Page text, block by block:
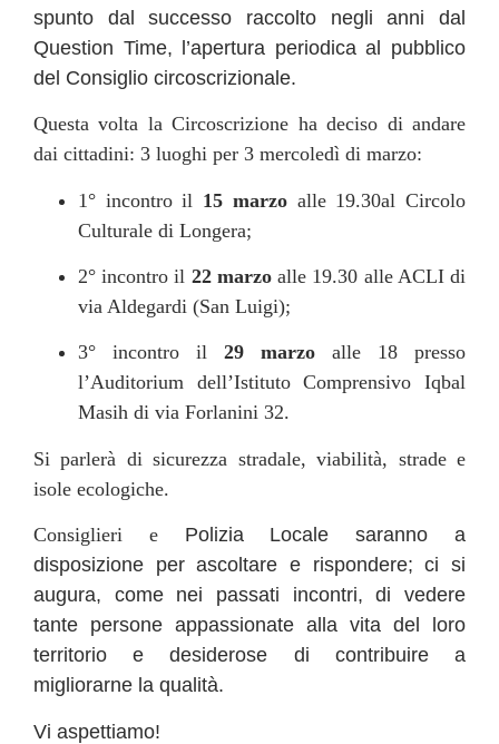
spunto dal successo raccolto negli anni dal
Question Time, l’apertura periodica al pubblico
del Consiglio circoscrizionale.
Questa volta la Circoscrizione ha deciso di andare
dai cittadini: 3 luoghi per 3 mercoledì di marzo:
1° incontro il 15 marzo alle 19.30al Circolo
Culturale di Longera;
2° incontro il 22 marzoalle 19.30 alle ACLI di
via Aldegardi (San Luigi);
3° incontro il 29 marzo alle 18 presso
l’Auditorium dell’Istituto Comprensivo Iqbal
Masih di via Forlanini 32.
Si parlerà di sicurezza stradale, viabilità, strade e
isole ecologiche.
Consiglieri e Polizia Locale saranno a
disposizione per ascoltare e rispondere; ci si
augura, come nei passati incontri, di vedere
tante persone appassionate alla vita del loro
territorio e desiderose di contribuire a
migliorarne la qualità.
Vi aspettiamo!